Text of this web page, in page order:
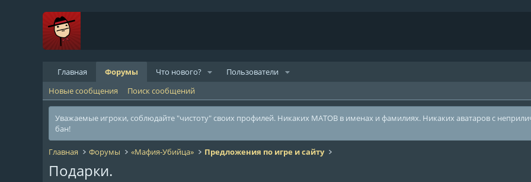
Главная Форумы Что нового? Пользователи
Новые сообщения
Поиск сообщений
Уважаемые игроки, соблюдайте "чистоту" своих профилей. Никаких МАТОВ в именах и фамилиях. Никаких аватаров с
бан!
Главная Форумы «Мафия-Убийца» Предложения по игре и сайту
Подарки.